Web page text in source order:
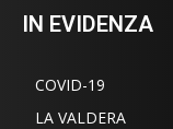
IN EVIDENZA
COVID-19
LA VALDERA